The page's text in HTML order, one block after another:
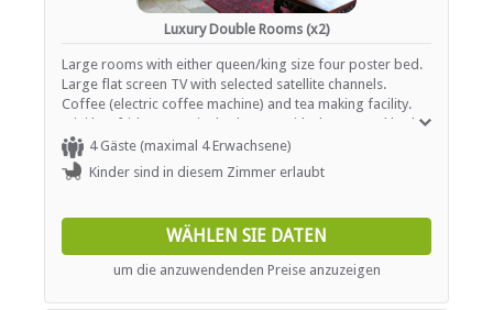
Kostenloses Wi-Fi
TRANSFERS
Flughafentransfers
Luxury Double Rooms (x2)
Large rooms with either queen/king size four poster bed.
Large flat screen TV with selected satellite channels.
Coffee (electric coffee machine) and tea making facility.
Mini bar fridge. En-suite bathroom with shower and bath.
Free wi-fi. Work station and comfy chairs/sofa. Breakfast
included.
4 Gäste (maximal 4 Erwachsene)
Kinder sind in diesem Zimmer erlaubt
WÄHLEN SIE DATEN
um die anzuwendenden Preise anzuzeigen